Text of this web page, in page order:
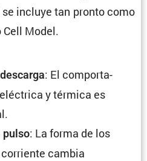
incluye tan pronto como
Model.
: El compor­ta­
y térmica es
pulso: La forma de los
cambia